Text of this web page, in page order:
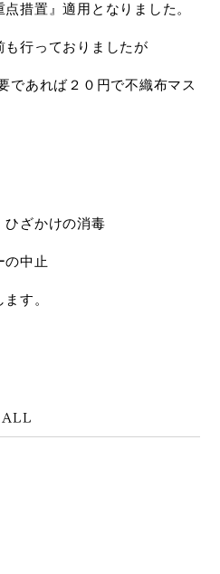
措置』適用となりました。
行っておりましたが
であれば２０円で不織布マス
ひざかけの消毒
の中止
す。
ALL